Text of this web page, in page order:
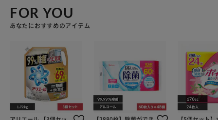
に相談する。
干した衣服も部屋もW消臭！*1
厚手タオルやパーカーの生乾き臭も徹底消臭*1
洗濯サイクルエンドレス消臭！脱ぐ瞬間までニオイ断つ！*1
洗濯槽の防カビ*4
10％濃縮！*5 少ない量で同じだけ洗える
縦型・ドラム式・すすぎ１回OK
FOR YOU
あなたにおすすめのアイテム